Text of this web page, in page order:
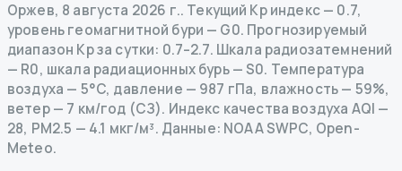
Оржев, 8 августа 2026 г.. Текущий Kp индекс— 0.7,
уровень геомагнитной бури — G0. Прогнозируемый
диапазон Kp за сутки: 0.7–2.7. Шкала радиозатемнений
— R0, шкала радиационных бурь— S0. Температура
воздуха — 5°C, давление — 987 гПа, влажность — 59%,
ветер — 7 км/год (СЗ). Индекс качества воздуха AQI —
28, PM2.5 — 4.1 мкг/м³. Данные: NOAA SWPC, Open-
Meteo.